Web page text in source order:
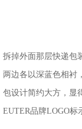
拆掉外面那层快递包
两边各以深蓝色相衬
包设计简约大方，显
EUTER品牌LOGO标